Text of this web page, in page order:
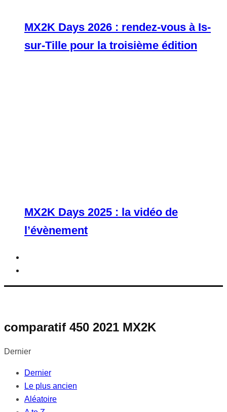
MX2K Days 2026 : rendez-vous à Is-
sur-Tille pour la troisième édition
MX2K Days 2025 : la vidéo de
l’évènement
comparatif 450 2021 MX2K
Dernier
Dernier
Le plus ancien
Aléatoire